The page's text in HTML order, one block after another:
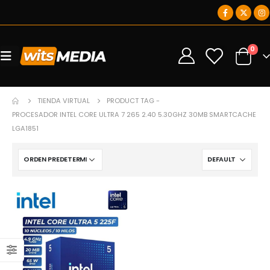
0 0
TIENDA VIRTUAL
PRODUCT TAG -
PROCESADOR INTEL CORE ULTRA 7 265 2.40 5.30GHZ 30MB SMARTCACHE
LGA1851